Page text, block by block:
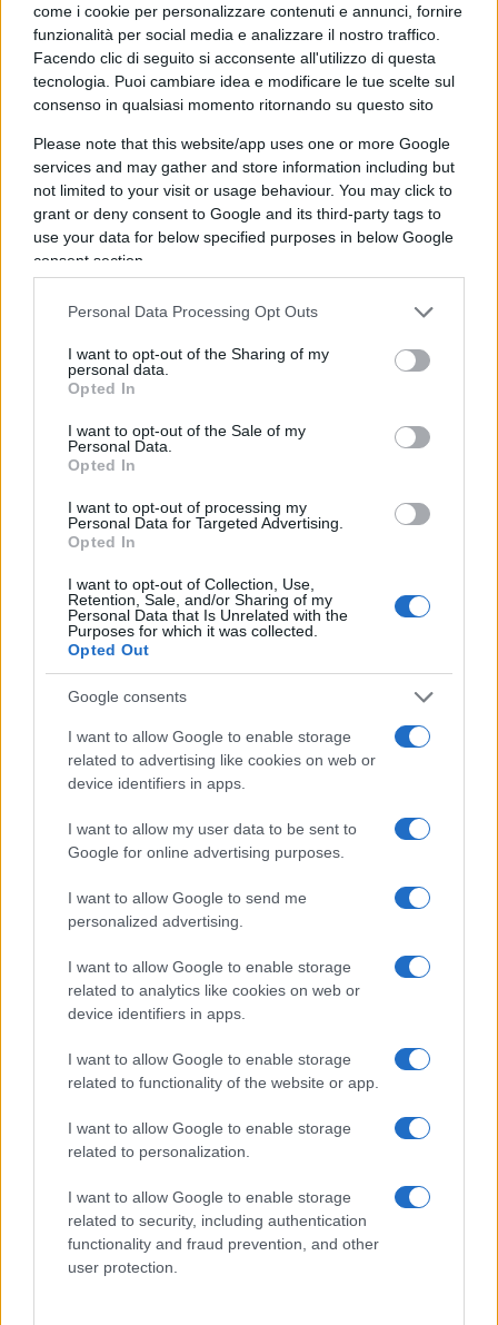
come i cookie per personalizzare contenuti e annunci, fornire
funzionalità per social media e analizzare il nostro traffico.
Facendo clic di seguito si acconsente all'utilizzo di questa
tecnologia. Puoi cambiare idea e modificare le tue scelte sul
consenso in qualsiasi momento ritornando su questo sito
Please note that this website/app uses one or more Google
services and may gather and store information including but
not limited to your visit or usage behaviour. You may click to
grant or deny consent to Google and its third-party tags to
use your data for below specified purposes in below Google
consent section.
Personal Data Processing Opt Outs
I want to opt-out of the Sharing of my
personal data.
Opted In
I want to opt-out of the Sale of my
Personal Data.
Opted In
I want to opt-out of processing my
Personal Data for Targeted Advertising.
Opted In
I want to opt-out of Collection, Use,
Retention, Sale, and/or Sharing of my
Personal Data that Is Unrelated with the
Purposes for which it was collected.
Opted Out
Google consents
I want to allow Google to enable storage
related to advertising like cookies on web or
device identifiers in apps.
I want to allow my user data to be sent to
Google for online advertising purposes.
I want to allow Google to send me
personalized advertising.
I want to allow Google to enable storage
related to analytics like cookies on web or
device identifiers in apps.
I want to allow Google to enable storage
related to functionality of the website or app.
I want to allow Google to enable storage
related to personalization.
I want to allow Google to enable storage
related to security, including authentication
functionality and fraud prevention, and other
user protection.
Una parte del centrodestra e dell’opinione
pubblica vi accusa di politicizzare un
gemellaggio istituzionale: cosa rispondete?
Coloro che ci criticano non si sono posti il
problema per San Pietroburgo quando quella città
ha approvato dei provvedimenti contro le coppie
omosessuali. E nessuno si è posto il problema
che ci siano delle organizzazioni o delle persone
che si battono, a san Pietroburgo, per i diritti civili.
in realtà è un legame tra istituzioni.
Il consigliere di Azione Daniele Nahum ha
posizione definendo anche lei e Gorini “due
ragazzotti”. Che cosa replica?
Una persona che ricorre agli insulti personali
evidentemente non ha argomenti particolarmente
solidi. Non stiamo facendo opposizione su una
questione nata dall’oggi al domani. Stiamo
chiedendo l’esecuzione di qualcosa su cui il
consiglio si è già espresso. Quelli che sono in
minoranza, in questo momento, non siamo noi
ma proprio i riformisti che non erano d’accordo. E
gliel’abbiamo fatto notare anche in aula.
Permane dunque una profonda divergenza di
vedute.
Grandi di uscire dalla giunta. Ma quelli che erano
in minoranza sul provvedimento del gemellaggio
dentro o fuori, forse dovrebbero verificare da che
parte stanno loro, perché da quello che anche
oggi sta emergendo, stanno pensando di fare una
coalizione con una parte della destra. Chiarissero
da che parte stanno: se nel centrodestra o nel
centrosinistra.